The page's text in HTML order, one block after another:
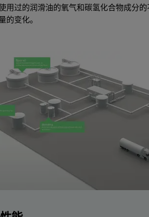
用过的润滑油的氧气和碳氢化合物成分的
的变化。